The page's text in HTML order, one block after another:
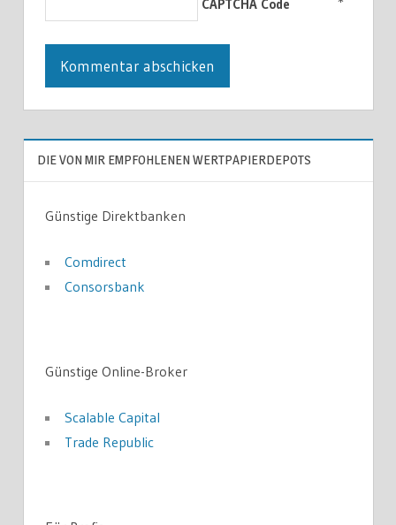
CAPTCHA Code
DIE VON MIR EMPFOHLENEN WERTPAPIERDEPOTS
Günstige Direktbanken
Comdirect
Consorsbank
Günstige Online-Broker
Scalable Capital
Trade Republic